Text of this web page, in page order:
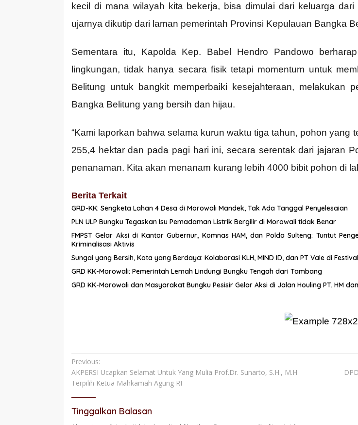
kecil di mana wilayah kita bekerja, bisa dimulai dari keluarga
ujarnya dikutip dari laman pemerintah Provinsi Kepulauan Bangka
Sementara itu, Kapolda Kep. Babel Hendro Pandowo
lingkungan, tidak hanya secara fisik tetapi momentum untuk
Belitung untuk bangkit memperbaiki kesejahteraan, melakukan
Bangka Belitung yang bersih dan hijau.
“Kami laporkan bahwa selama kurun waktu tiga tahun, pohon yang
255,4 hektar dan pada pagi hari ini, secara serentak dari jajaran
penanaman. Kita akan menanam kurang lebih 4000 bibit pohon di
Berita Terkait
GRD-KK: Sengketa Lahan 4 Desa di Morowali Mandek, Tak Ada Tanggal Penyelesaian
PLN ULP Bungku Tegaskan Isu Pemadaman Listrik Bergilir di Morowali tidak Benar
FMPST Gelar Aksi di Kantor Gubernur, Komnas HAM, dan Polda Sulteng: Tuntut
Kriminalisasi Aktivis
Sungai yang Bersih, Kota yang Berdaya: Kolaborasi KLH, MIND ID, dan PT Vale di
GRD KK-Morowali: Pemerintah Lemah Lindungi Bungku Tengah dari Tambang
GRD KK-Morowali dan Masyarakat Bungku Pesisir Gelar Aksi di Jalan Houling PT. HM dan
Navigasi
pos
Previous:
AKPERSI Ucapkan Selamat Untuk Yang Mulia Prof.Dr. Sunarto, S.H., M.H
Terpilih Ketua Mahkamah Agung RI
Tinggalkan Balasan